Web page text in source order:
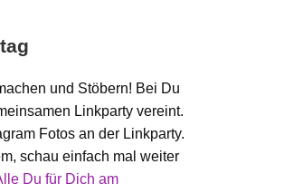
und Stöbern! Bei Du
Linkparty vereint.
Fotos an der Linkparty.
schau einfach mal weiter
Du für Dich am